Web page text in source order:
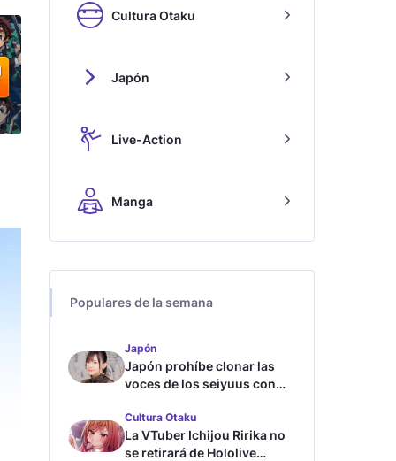
Cultura Otaku
Japón
Live-Action
Manga
Populares de la semana
Japón
Japón prohíbe clonar las
voces de los seiyuus con
Cultura Otaku
La VTuber Ichijou Ririka no
se retirará de Hololive